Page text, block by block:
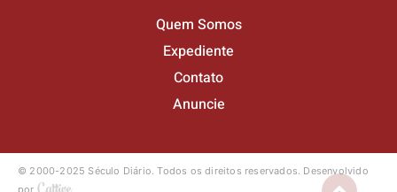
Quem Somos
Expediente
Contato
Anuncie
© 2000-2025 Século Diário.Todos os direitos reservados. Desenvolvido
por